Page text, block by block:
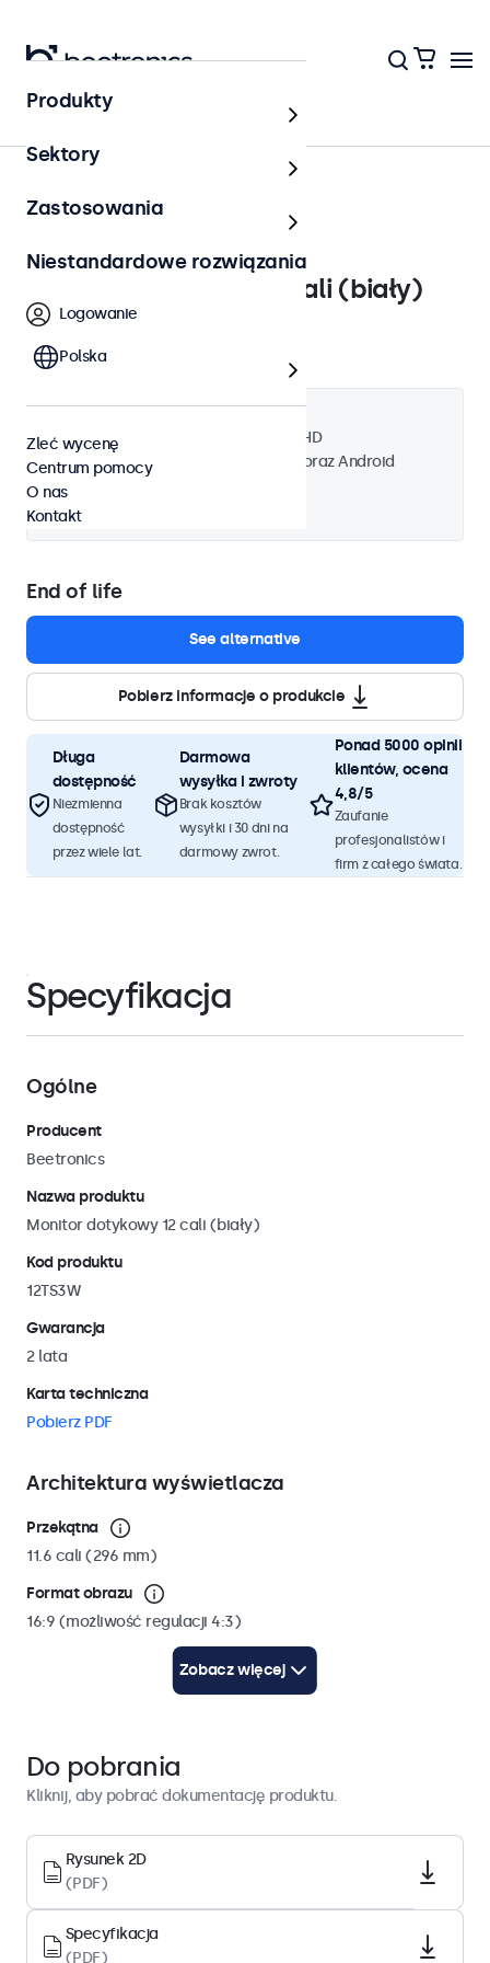
Monitor dotykowy 12 cali (biały)
Kod produktu: 12TS3W
Przewidywana wysyłka za 10-12 dni
Wielopunktowy panel dotykowy Full HD
Kompatybilny z Windows, Mac, Linux oraz Android
Montaż: biurkowy, ścienny
Rozmiar: 284 x 179 x 35 mm
End of life
See alternative
Pobierz informacje o produkcie
Długa
dostępność
Niezmienna
dostępność
przez wiele lat.
Darmowa
wysyłka i zwroty
Brak kosztów
wysyłki i 30 dni na
darmowy zwrot.
Ponad 5000 opinii
klientów, ocena
4,8/5
Zaufanie
profesjonalistów i
firm z całego świata.
Specyfikacja
Ogólne
Producent
Beetronics
Nazwa produktu
Monitor dotykowy 12 cali (biały)
Kod produktu
12TS3W
Gwarancja
2 lata
Karta techniczna
Pobierz PDF
Architektura wyświetlacza
Przekątna
11.6 cali (296 mm)
Format obrazu
16:9 (możliwość regulacji 4:3)
Rozdzielczość matrycy
184 PPI
Kontrast
700:1
Kąt widzenia
178° w poziomie, 178° w pionie
Zobacz więcej
Do pobrania
Kliknij, aby pobrać dokumentację produktu.
Rysunek 2D
(PDF)
Specyfikacja
(PDF)
Produkty
Sektory
Zastosowania
Niestandardowe rozwiązania
Logowanie
Polska
Zleć wycenę
Centrum pomocy
O nas
Kontakt